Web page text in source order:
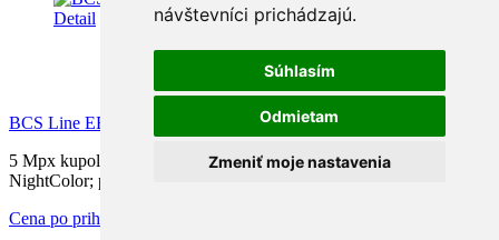
návštevníci prichádzajú.
Súhlasím
Odmietam
Zmeniť moje nastavenia
Detail
BCS Line EBCS-L-DIP25FCR5L5-Ai2
5 Mpx kupolová IP kamera; snímač 1/2,7" PS CMOS; technológia
NightColor; pevný objektív 2,8 mm; WDR 120 dB; vstavaný...
Cena po prihlásení